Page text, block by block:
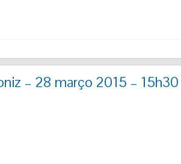
– 28 março 2015 – 15h30